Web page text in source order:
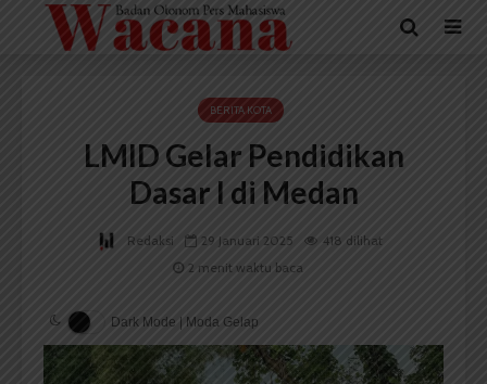
BERITA KOTA
LMID Gelar Pendidikan
Dasar I di Medan
Redaksi 29 Januari 2025
418 dilihat
2 menit waktu baca
Dark Mode | Moda Gelap